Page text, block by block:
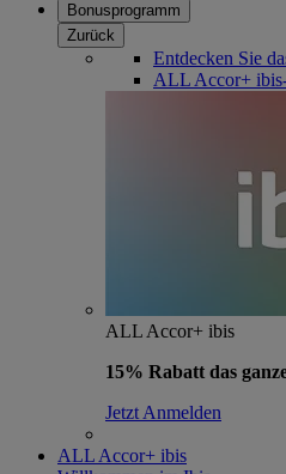
Bonusprogramm
Zurück
Entdecken Sie
ALL Accor+
ALL Accor+ ibis
15% Rabatt das
Jetzt Anmelden
ALL Accor+ ibis